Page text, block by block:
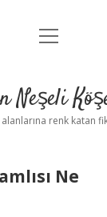
Anasayfa
Yasal Uyarı
menüyü
Neşeli
renk katan
Ne